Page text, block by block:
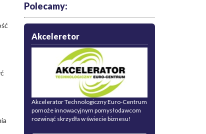
Polecamy:
Akceleretor
Akcelerator Technologiczny Euro-Centrum
pomoże innowacyjnym pomysłodawcom
rozwinąć skrzydła w świecie biznesu!